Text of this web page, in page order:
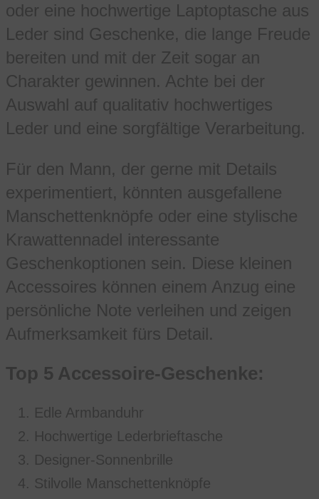
oder eine hochwertige Laptoptasche aus
Leder sind Geschenke, die lange Freude
bereiten und mit der Zeit sogar an
Charakter gewinnen. Achte bei der
Auswahl auf qualitativ hochwertiges
Leder und eine sorgfältige Verarbeitung.
Für den Mann, der gerne mit Details
experimentiert, könnten ausgefallene
Manschettenknöpfe oder eine stylische
Krawattennadel interessante
Geschenkoptionen sein. Diese kleinen
Accessoires können einem Anzug eine
persönliche Note verleihen und zeigen
Aufmerksamkeit fürs Detail.
Top 5 Accessoire-Geschenke:
Edle Armbanduhr
Hochwertige Lederbrieftasche
Designer-Sonnenbrille
Stilvolle Manschettenknöpfe